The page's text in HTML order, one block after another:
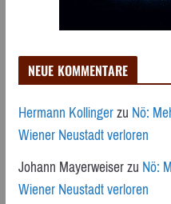
NEUE KOMMENTARE
Hermann KollingerzuNö:
Wiener Neustadt verloren
Johann MayerweiserzuNö:
Wiener Neustadt verloren